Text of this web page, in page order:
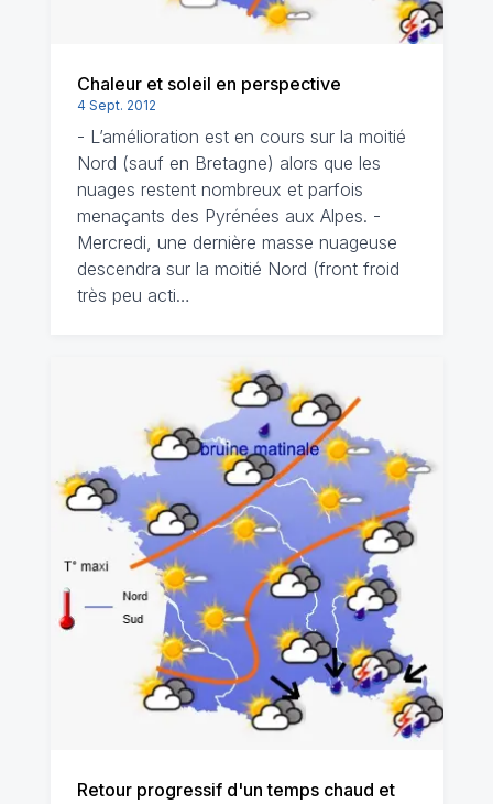
Chaleur et soleil en perspective
4 Sept. 2012
- L’amélioration est en cours sur la moitié
Nord (sauf en Bretagne) alors que les
nuages restent nombreux et parfois
menaçants des Pyrénées aux Alpes. -
Mercredi, une dernière masse nuageuse
descendra sur la moitié Nord (front froid
très peu acti…
Retour progressif d'un temps chaud et